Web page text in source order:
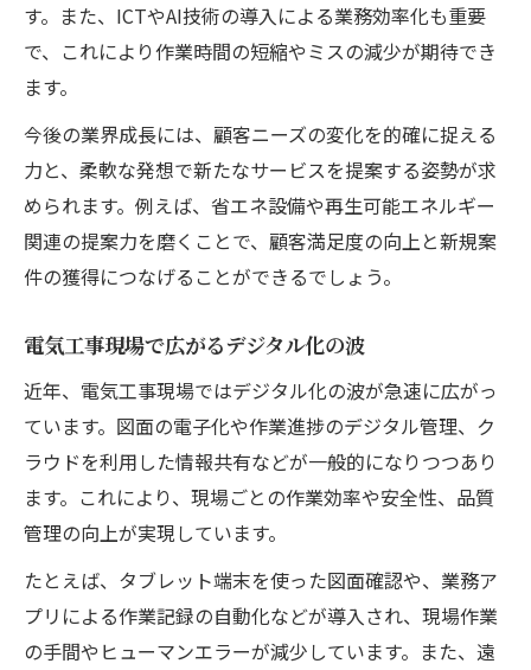
す。また、ICTやAI技術の導入による業務効率化も重要
で、これにより作業時間の短縮やミスの減少が期待でき
ます。
今後の業界成長には、顧客ニーズの変化を的確に捉える
力と、柔軟な発想で新たなサービスを提案する姿勢が求
められます。例えば、省エネ設備や再生可能エネルギー
関連の提案力を磨くことで、顧客満足度の向上と新規案
件の獲得につなげることができるでしょう。
電気工事現場で広がるデジタル化の波
近年、電気工事現場ではデジタル化の波が急速に広がっ
ています。図面の電子化や作業進捗のデジタル管理、ク
ラウドを利用した情報共有などが一般的になりつつあり
ます。これにより、現場ごとの作業効率や安全性、品質
管理の向上が実現しています。
たとえば、タブレット端末を使った図面確認や、業務ア
プリによる作業記録の自動化などが導入され、現場作業
の手間やヒューマンエラーが減少しています。また、遠